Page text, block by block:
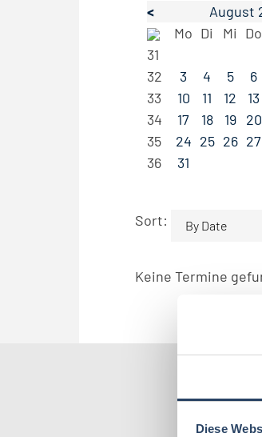
Diese
<
August
Mo Di Mi Do
31
32
3 4 5 6
33
10 11 12 13
34
17 18 19 20
35
24 25 26 27
36
31
Sort: By Date
Keine Termine